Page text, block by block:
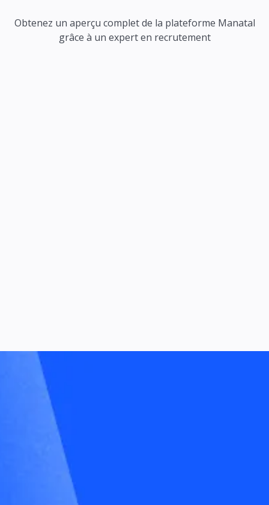
Obtenez un aperçu complet de la plateforme Manatal
grâce à un expert en recrutement